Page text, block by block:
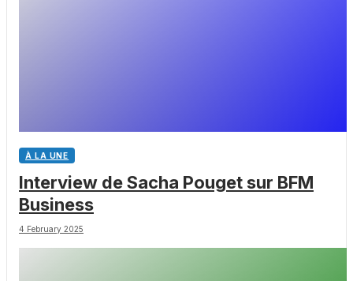
À LA UNE
Interview de Sacha Pouget sur BFM
Business
4 February 2025